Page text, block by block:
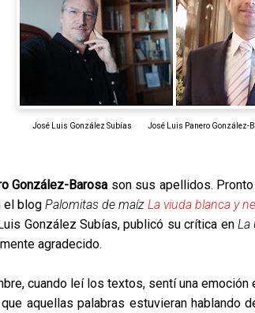
José Luis González Subías José Luis Panero González-
González-Barosa son sus apellidos.
el blog Palomitas de maíz La viuda blanca y
González Subías, publicó su crítica en La
agradecido.
cuando leí los textos, sentí una emoción
aquellas palabras estuvieran hablando